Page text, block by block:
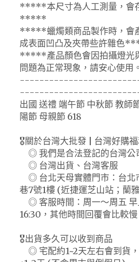
*****本尺寸為人工測量，會
*****
*****蠟燭類商品製作時，會
成表面凹凸及夾帶些許雜色
*****產品顏色會因拍攝燈光
問題為正常現象，請安心使用。
出國 送禮 端午節 中秋節 教師
陽節 母親節 618
🎖️關於台灣大批發 | 台灣好購
◎ 我們是合法登記的台灣公
◎ 台灣出貨、台灣客服
◎ 台北天母實體門市：台北
巷7號1樓 (近捷運芝山站；蘭
◎ 客服時間：周一～周五
16:30，其他時間回覆會比較
🎖️出貨多久可以收到商品
◎ 宅配約1~2天左右會到貨